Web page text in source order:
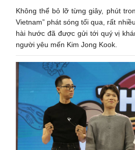
Không thể bỏ lỡ từng giây, phút
Vietnam” phát sóng tối qua, rất
hài hước đã được gửi tới quý vị
người yêu mến Kim Jong Kook.